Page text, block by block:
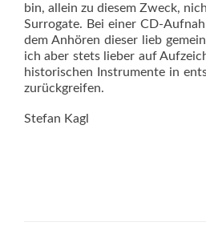
bin, allein zu diesem Zweck,
Surrogate. Bei einer CD-
dem Anhören dieser lieb
ich aber stets lieber auf
historischen Instrumente in
zurückgreifen.
Stefan Kagl